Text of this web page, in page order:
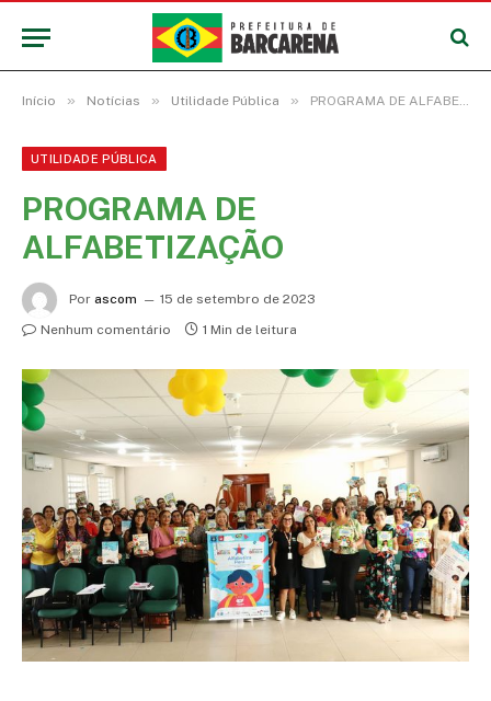
Início » Notícias » Utilidade Pública » PROGRAMA DE ALFABETIZAÇÃO
UTILIDADE PÚBLICA
PROGRAMA DE
ALFABETIZAÇÃO
Por ascom
15 de setembro de 2023
Nenhum comentário
1 Min de leitura